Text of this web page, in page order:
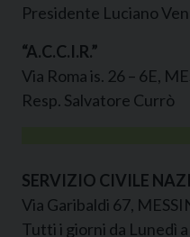
Presidente Luciano
“A.C.C.I.R.”
Via Roma is. 26 – 6E,
Resp. Salvatore Currò
SERVIZIO CIVILE
Via Garibaldi 67,
Tutti i giorni da Lunedì